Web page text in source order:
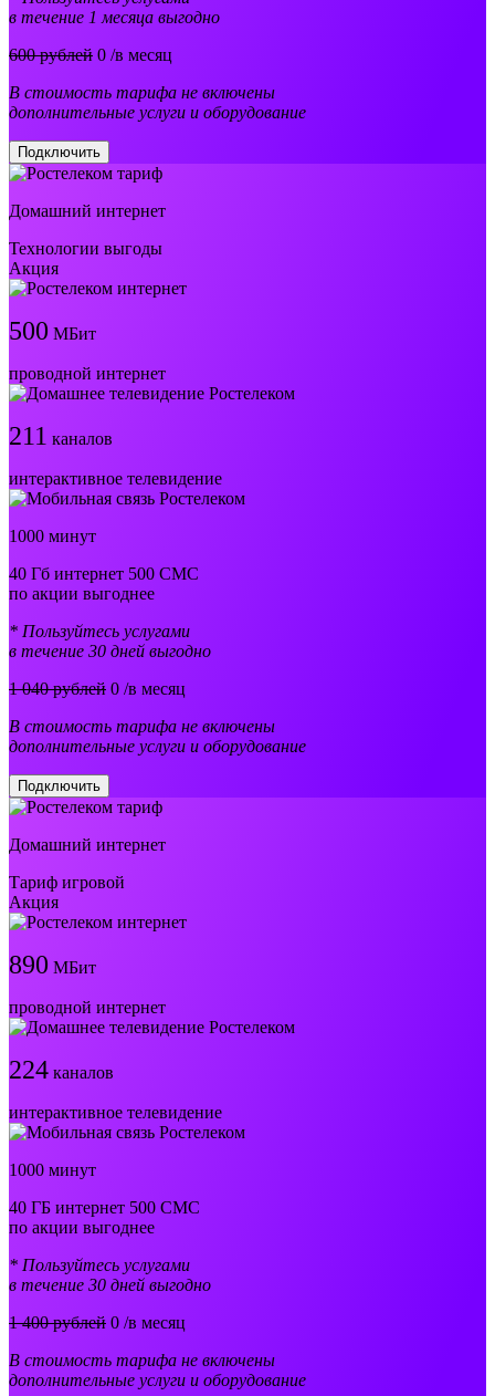
в течение 1 месяца выгодно
600 рублей 0 /в месяц
В стоимость тарифа не включены
дополнительные услуги и оборудование
Подключить
Домашний интернет
Технологии выгоды
Акция
500 МБит
проводной интернет
211 каналов
интерактивное телевидение
1000 минут
40 Гб интернет 500 СМС
по акции выгоднее
* Пользуйтесь услугами
в течение 30 дней выгодно
1 040 рублей 0 /в месяц
В стоимость тарифа не включены
дополнительные услуги и оборудование
Подключить
Домашний интернет
Тариф игровой
Акция
890 МБит
проводной интернет
224 каналов
интерактивное телевидение
1000 минут
40 ГБ интернет 500 СМС
по акции выгоднее
* Пользуйтесь услугами
в течение 30 дней выгодно
1 400 рублей 0 /в месяц
В стоимость тарифа не включены
дополнительные услуги и оборудование